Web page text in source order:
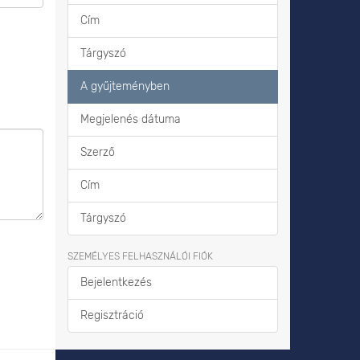
Cím
Tárgyszó
A gyűjteményben
Megjelenés dátuma
Szerző
Cím
Tárgyszó
SZEMÉLYES FELHASZNÁLÓI FIÓK
Bejelentkezés
Regisztráció